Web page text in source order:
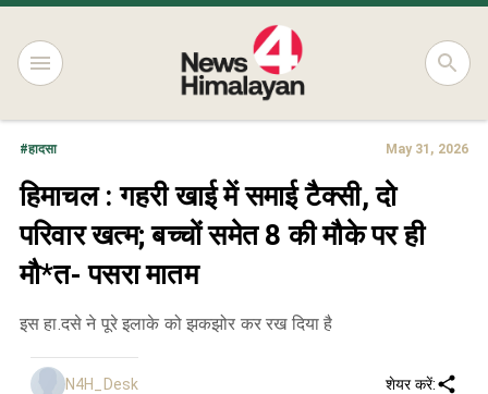
#हादसा May 31, 2026
हिमाचल : गहरी खाई में समाई टैक्सी, दो
परिवार खत्म; बच्चों समेत 8 की मौके पर ही
मौ*त- पसरा मातम
इस हा.दसे ने पूरे इलाके को झकझोर कर रख दिया है
N4H_Desk शेयर करें: